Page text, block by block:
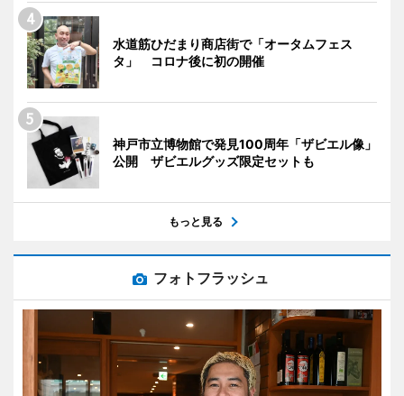
水道筋ひだまり商店街で「オータムフェス
タ」 コロナ後に初の開催
神戸市立博物館で発見100周年「ザビエル像」
公開 ザビエルグッズ限定セットも
もっと見る
フォトフラッシュ